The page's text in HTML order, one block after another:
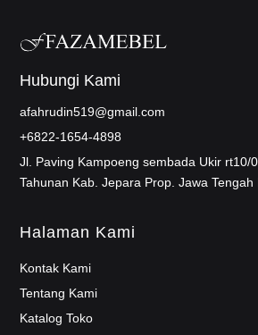
Hubungi Kami
afahrudin519@gmail.com
+6822-1654-4898
Jl. Paving Kampoeng sembada Ukir rt10/
Tahunan Kab. Jepara Prop. Jawa Tengah
Halaman Kami
Kontak Kami
Tentang Kami
Katalog Toko